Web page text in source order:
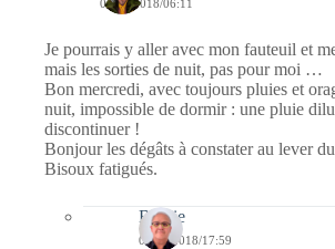
06/06/2018/06:11
Je pourrais y aller avec mon fauteuil et
mais les sorties de nuit, pas pour moi …
Bon mercredi, avec toujours pluies et
nuit, impossible de dormir : une pluie
discontinuer !
Bonjour les dégâts à constater au lever
Bisoux fatigués.
Bernie
06/06/2018/17:59